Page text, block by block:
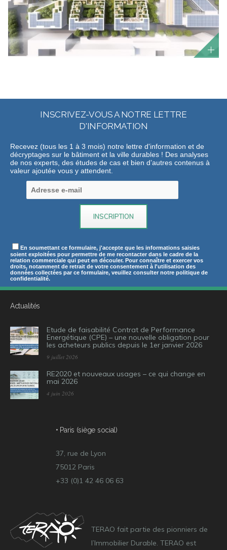
INSCRIVEZ-VOUS A NOTRE LETTRE
D'INFORMATION
Recevez (tous les 1 à 3 mois) notre lettre d'information et de
décryptages sur le bâtiment et la ville durables ! Des analyses
de nos experts, des études de cas et bien d’autres contenus à
valeur ajoutée vous y attendent.
En soumettant ce formulaire, j'accepte que les informations saisies
soient exploitées pour permettre de me recontacter dans le cadre de la
relation commerciale qui peut en découler. Pour connaître et exercer vos
droits, notamment de retrait de votre consentement à l'utilisation des
données collectées par ce formulaire, veuillez consulter notre politique de
confidentialité.
Actualités
Etude de faisabilité Contrat de Performance
Energétique (CPE) – une nouvelle obligation pour
les acheteurs publics depuis le 1er janvier 2026
9 juillet 2026
RE2020 et nouveaux usages – ce qui change en
mai 2026
4 juin 2026
• Paris (siège social)
37, rue de Lyon
75012 Paris
+33 (0)1 42 46 06 63
TERAO fait partie des pionniers de
l’Immobilier Durable. TERAO est